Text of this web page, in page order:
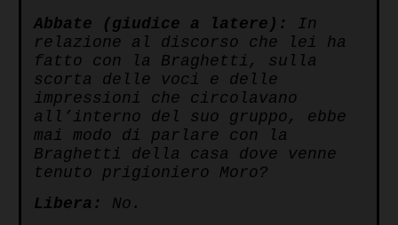
Abbate (giudice a latere):
In
relazione al discorso che lei ha
fatto con la Braghetti, sulla
scorta delle voci e delle
impressioni che circolavano
all’interno del suo gruppo, ebbe
mai modo di parlare con la
Braghetti della casa dove venne
tenuto prigioniero Moro?
Libera:
No.